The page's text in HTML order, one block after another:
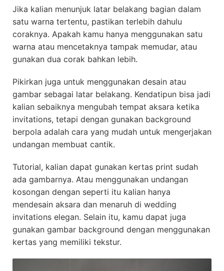
Jika kalian menunjuk latar belakang bagian dalam
satu warna tertentu, pastikan terlebih dahulu
coraknya. Apakah kamu hanya menggunakan satu
warna atau mencetaknya tampak memudar, atau
gunakan dua corak bahkan lebih.
Pikirkan juga untuk menggunakan desain atau
gambar sebagai latar belakang. Kendatipun bisa jadi
kalian sebaiknya mengubah tempat aksara ketika
invitations, tetapi dengan gunakan background
berpola adalah cara yang mudah untuk mengerjakan
undangan membuat cantik.
Tutorial, kalian dapat gunakan kertas print sudah
ada gambarnya. Atau menggunakan undangan
kosongan dengan seperti itu kalian hanya
mendesain aksara dan menaruh di wedding
invitations elegan. Selain itu, kamu dapat juga
gunakan gambar background dengan menggunakan
kertas yang memiliki tekstur.